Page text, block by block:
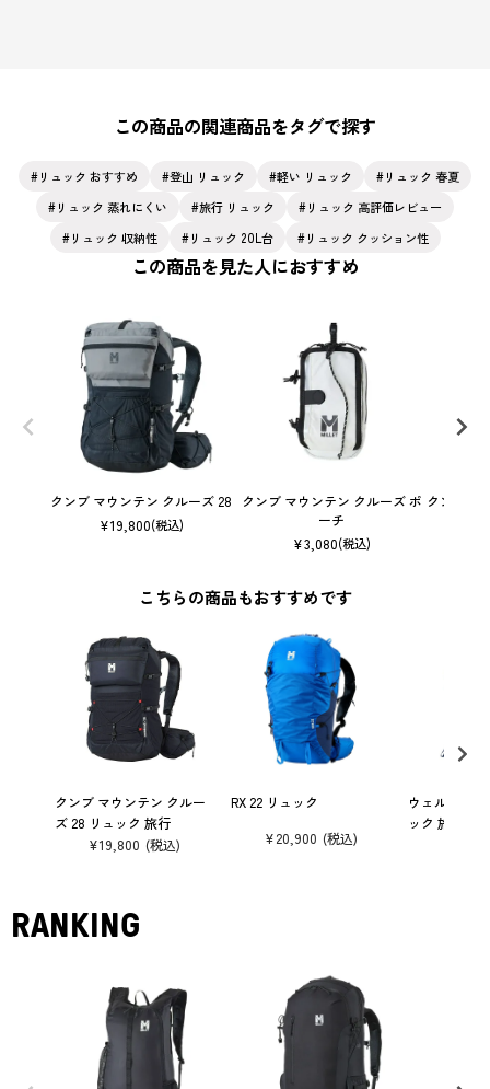
この商品の関連商品をタグで探す
リュック おすすめ 登山 リュック 軽い リュック
リュック 春夏
リュック 蒸れにくい
旅行 リュック
リュック 高評価レビュー
リュック 収納性
リュック 20L台 リュック クッション性
この商品を見た人におすすめ
クンブ マウンテン クルーズ 28
¥19,800(税込)
クンブ マウンテン クルーズ ポ
ーチ
¥3,080(税込)
クンブ マ
こちらの商品もおすすめです
クンブ マウンテン クルー
ズ 28 リュック 旅行
¥19,800
RX 22 リュック
¥20,900
ウェルキン
ック 旅行
RANKING